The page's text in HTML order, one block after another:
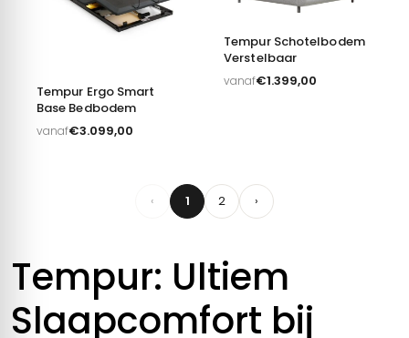
Tempur Ergo Smart
Base Bedbodem
vanaf€3.099,00
Tempur Schotelbodem
Verstelbaar
vanaf€1.399,00
‹ 1 2 ›
Tempur: Ultiem
Slaapcomfort bij